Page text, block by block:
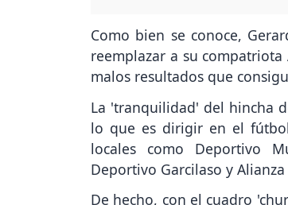
Como bien se conoce,
reemplazar a su
malos resultados que
La 'tranquilidad' del hincha
lo que es dirigir en el
locales como Deportivo
Deportivo Garcilaso y
De hecho, con el cuadro